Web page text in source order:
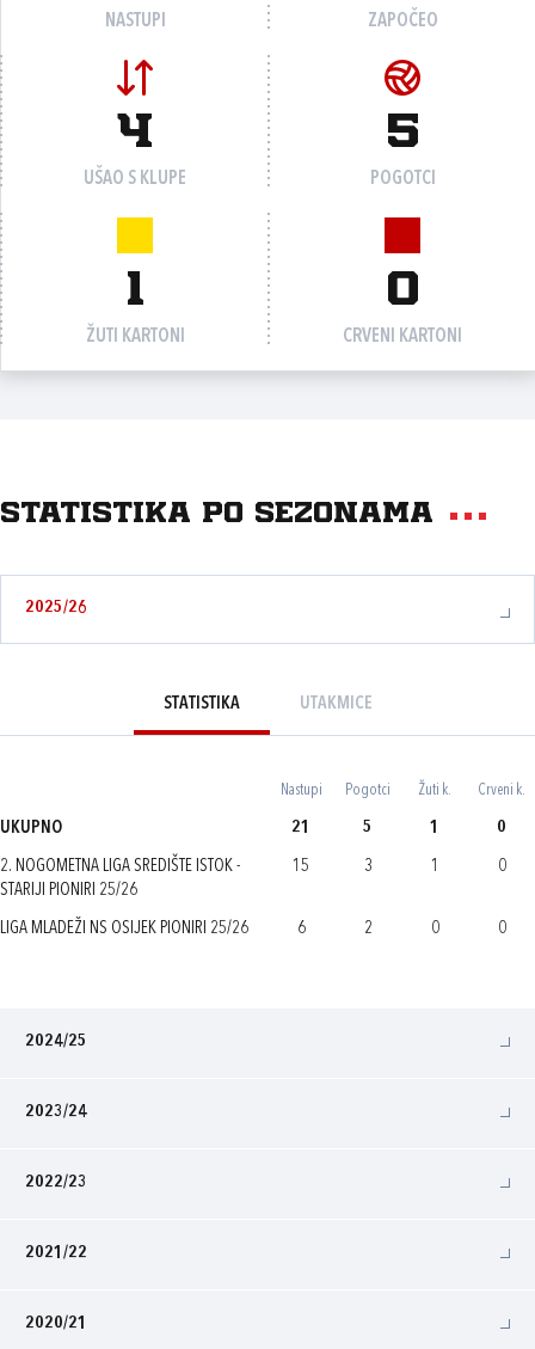
NASTUPI ZAPOČEO
4
UŠAO S KLUPE
5
POGOTCI
1
ŽUTI KARTONI
0
CRVENI KARTONI
Statistika po sezonama
2025/26
STATISTIKA UTAKMICE
Nastupi Pogotci Žuti k. Crveni k.
UKUPNO 21 5 1 0
2. NOGOMETNA LIGA SREDIŠTE ISTOK -
STARIJI PIONIRI 25/26
15 3 1 0
LIGA MLADEŽI NS OSIJEK PIONIRI 25/26 6 2 0 0
2024/25
2023/24
2022/23
2021/22
2020/21